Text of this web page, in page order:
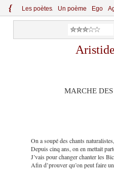
{ Les poètes Un poème Ego
MARCHE
On a soupé des chants naturalistes,
Depuis cinq ans, on en mettait
J’vais pour changer chanter les
Afin d’prouver qu’on peut faire